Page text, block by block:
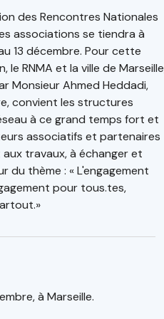
des Rencontres Nationales
associations se tiendra à
13 décembre. Pour cette
le RNMA et la ville de
Monsieur Ahmed Heddadi,
convient les structures
à ce grand temps fort et
associatifs et partenaires
travaux, à échanger et
du thème : « L'engagement
pour tous.tes,
à Marseille.